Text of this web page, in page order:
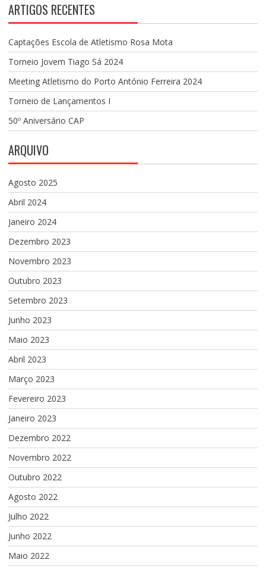
ARTIGOS RECENTES
Captações Escola de Atletismo Rosa Mota
Torneio Jovem Tiago Sá 2024
Meeting Atletismo do Porto António Ferreira 2024
Torneio de Lançamentos I
50º Aniversário CAP
ARQUIVO
Agosto 2025
Abril 2024
Janeiro 2024
Dezembro 2023
Novembro 2023
Outubro 2023
Setembro 2023
Junho 2023
Maio 2023
Abril 2023
Março 2023
Fevereiro 2023
Janeiro 2023
Dezembro 2022
Novembro 2022
Outubro 2022
Agosto 2022
Julho 2022
Junho 2022
Maio 2022